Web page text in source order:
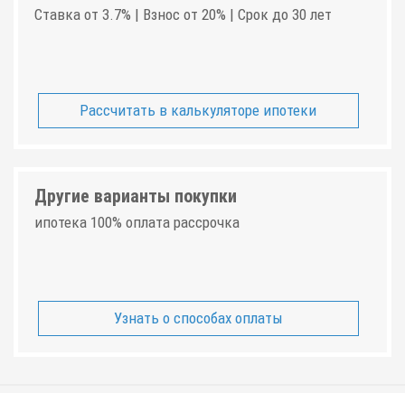
Ставка от 3.7% | Взнос от 20% | Срок до 30 лет
Рассчитать в калькуляторе ипотеки
Другие варианты покупки
ипотека 100% оплата рассрочка
Узнать о способах оплаты